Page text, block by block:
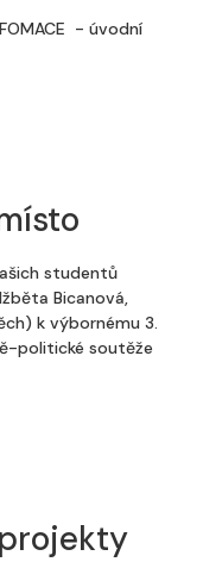
- úvodní
studentů
Bicanová,
k výbornému 3.
politické soutěže